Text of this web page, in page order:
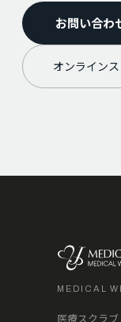
お問い合わ
オンライン
MEDICAL
医療スクラ